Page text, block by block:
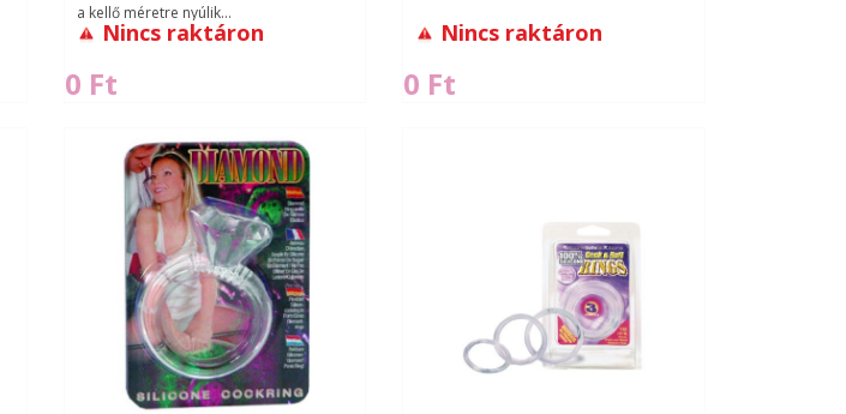
a kellő méretre nyúlik...
Nincs raktáron
0 Ft
Nincs raktáron
0 Ft